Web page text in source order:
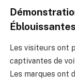
Éblouissantes
Les visiteurs ont
captivantes de
Les marques ont